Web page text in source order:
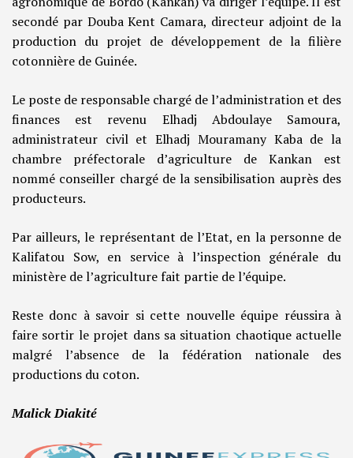
secondé par Douba Kent Camara, directeur adjoint de la
production du projet de développement de la filière
cotonnière de Guinée.
Le poste de responsable chargé de l’administration et des
finances est revenu Elhadj Abdoulaye Samoura,
administrateur civil et Elhadj Mouramany Kaba de la
chambre préfectorale d’agriculture de Kankan est
nommé conseiller chargé de la sensibilisation auprès des
producteurs.
Par ailleurs, le représentant de l’Etat, en la personne de
Kalifatou Sow, en service à l’inspection générale du
ministère de l’agriculture fait partie de l’équipe.
Reste donc à savoir si cette nouvelle équipe réussira à
faire sortir le projet dans sa situation chaotique actuelle
malgré l’absence de la fédération nationale des
productions du coton.
Malick Diakité